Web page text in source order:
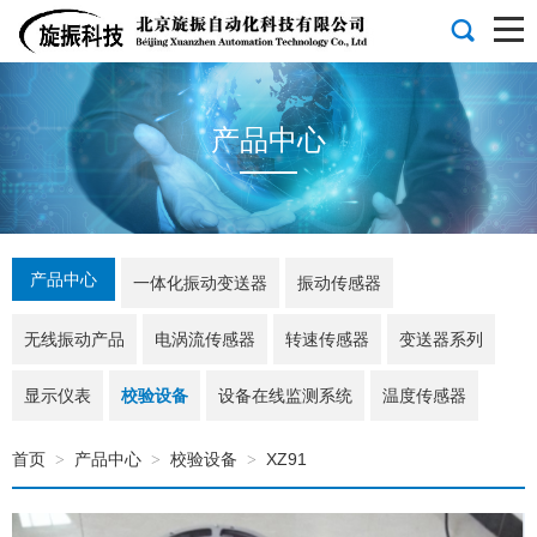
产品中心
产品中心 一体化振动变送器 振动传感器
无线振动产品 电涡流传感器 转速传感器 变送器系列
显示仪表 校验设备 设备在线监测系统 温度传感器
首页 > 产品中心 > 校验设备 > XZ91